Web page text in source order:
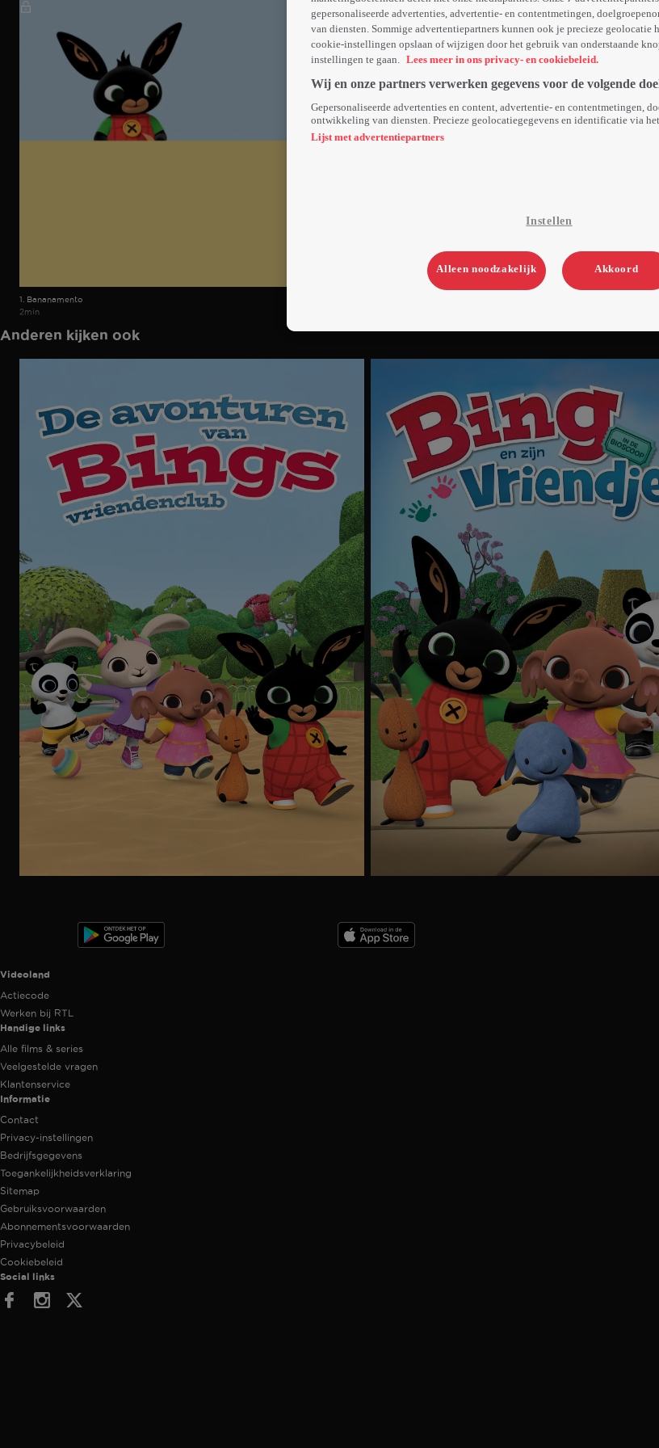
1. Bananamento
2min
Anderen kijken ook
Videoland useful links.
Videoland
Actiecode
Werken bij RTL
Handige links
Alle films & series
Veelgestelde vragen
Klantenservice
Informatie
Contact
Privacy-instellingen
Bedrijfsgegevens
Toegankelijkheidsverklaring
Sitemap
Gebruiksvoorwaarden
Abonnementsvoorwaarden
Privacybeleid
Cookiebeleid
Social links
FacebookInstagram
gepersonaliseerde advertenties, advertentie- en contentmetingen,
van diensten. Sommige advertentiepartners kunnen ook je precieze geolocatie
cookie-instellingen opslaan of wijzigen door het gebruik van onderstaande
instellingen te gaan.
Lees meer in ons privacy- en cookiebeleid.
Wij en onze partners verwerken gegevens voor de volgende
Gepersonaliseerde advertenties en content, advertentie- en contentmetingen,
ontwikkeling van diensten. Precieze geolocatiegegevens en identificatie via het
Lijst met advertentiepartners
Instellen
Alleen noodzakelijk Akkoord